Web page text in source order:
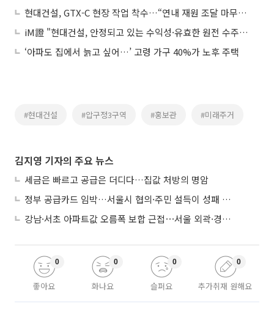
현대건설, GTX-C 현장 작업 착수…“연내 재원 조달 마무리”
iM證 "현대건설, 안정되고 있는 수익성·유효한 원전 수주 기대감"
‘아파도 집에서 늙고 싶어…’ 고령 가구 40%가 노후 주택
#현대건설 #압구정3구역 #홍보관 #미래주거
김지영 기자의 주요 뉴스
세금은 빠르고 공급은 더디다…집값 처방의 명암
정부 공급카드 임박…서울시 협의·주민 설득이 성패 가른다
강남·서초 아파트값 오름폭 보합 근접⋯서울 외곽·경기 남부 중심 매수세
좋아요
0
화나요
0
슬퍼요
0
추가취재 원해요
0